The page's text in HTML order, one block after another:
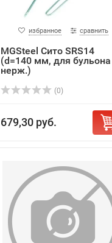
избранное сравнить
MGSteel Сито SRS14
(d=140 мм, для бульона
нерж.)
(0)
679,30 руб.